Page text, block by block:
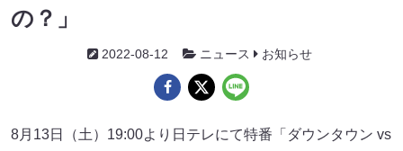
の？」
2022-08-12 ニュース お知らせ
8月13日（土）19:00より日テレにて特番「ダウンタウン vs